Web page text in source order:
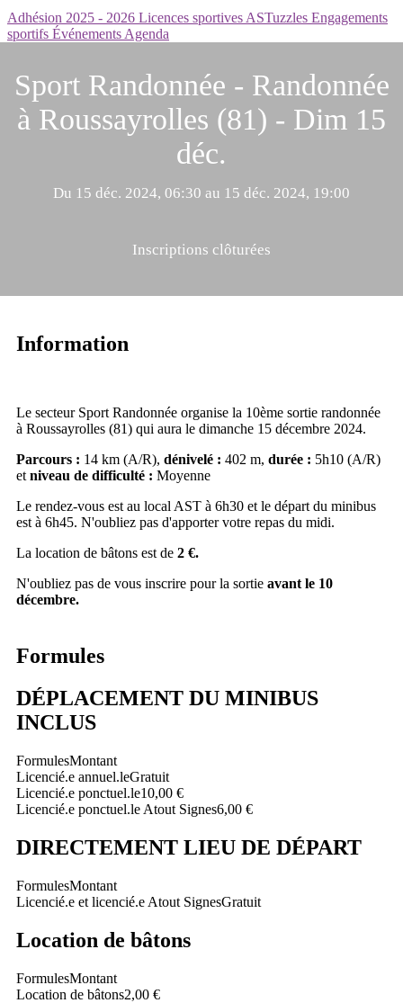
Adhésion 2025 - 2026 Licences sportives ASTuzzles Engagements
sportifs Événements Agenda
Sport Randonnée - Randonnée
à Roussayrolles (81) - Dim 15
déc.
Du 15 déc. 2024, 06:30 au 15 déc. 2024, 19:00
Inscriptions clôturées
Information
Le secteur Sport Randonnée organise la 10ème sortie randonnée
à Roussayrolles (81) qui aura le dimanche 15 décembre 2024.
Parcours : 14 km (A/R), dénivelé : 402 m, durée : 5h10 (A/R)
et niveau de difficulté : Moyenne
Le rendez-vous est au local AST à 6h30 et le départ du minibus
est à 6h45. N'oubliez pas d'apporter votre repas du midi.
La location de bâtons est de 2 €.
N'oubliez pas de vous inscrire pour la sortie avant le 10
décembre.
Formules
DÉPLACEMENT DU MINIBUS
INCLUS
FormulesMontant
Licencié.e annuel.leGratuit
Licencié.e ponctuel.le10,00 €
Licencié.e ponctuel.le Atout Signes6,00 €
DIRECTEMENT LIEU DE DÉPART
FormulesMontant
Licencié.e et licencié.e Atout SignesGratuit
Location de bâtons
FormulesMontant
Location de bâtons2,00 €